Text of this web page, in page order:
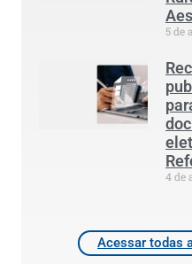
5 de
4 de
Acessar todas